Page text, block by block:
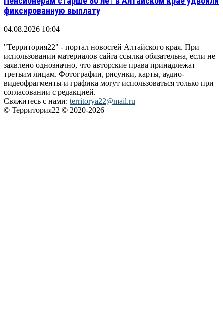
фиксированную выплату
04.08.2026 10:04
"Территория22" - портал новостей Алтайского края. При
использовании материалов сайта ссылка обязательна, если не
заявлено однозначно, что авторские права принадлежат
третьим лицам. Фотографии, рисунки, карты, аудио-
видеофрагменты и графика могут использоваться только при
согласовании с редакцией.
Свяжитесь с нами: territorya22@mail.ru
© Территория22 © 2020-2026